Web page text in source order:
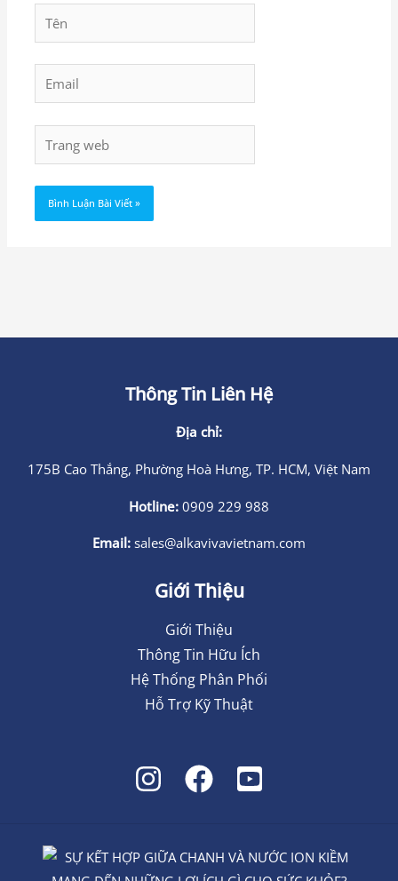
Email
web
Thông Tin Liên Hệ
Địa chỉ:
175B Cao Thắng, Phường Hoà Hưng, TP. HCM, Việt Nam
Hotline: 0909 229 988
Email: sales@alkavivavietnam.com
Giới Thiệu
Giới Thiệu
Thông Tin Hữu Ích
Hệ Thống Phân Phối
Hỗ Trợ Kỹ Thuật